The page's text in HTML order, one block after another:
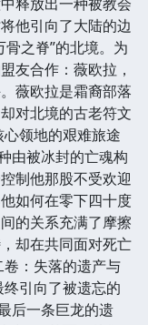
他引向了大陆的边
之脊”的北境。为
友合作：薇欧拉，
薇欧拉是霜裔部落
对北境的古老符文
领地的艰难旅途
由被冰封的亡魂构
制他那股不受欢迎
如何在零下四十度
的关系充满了摩擦
却在共同面对死亡
：失落的遗产与
引向了被遗忘的
后一条巨龙的遗